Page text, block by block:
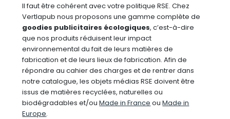
Il faut être cohérent avec votre politique RSE. Chez
Vertlapub nous proposons une gamme complète de
goodies publicitaires écologiques, c’est-à-dire
que nos produits réduisent leur impact
environnemental du fait de leurs matières de
fabrication et de leurs lieux de fabrication. Afin de
répondre au cahier des charges et de rentrer dans
notre catalogue, les objets médias RSE doivent être
issus de matières recyclées, naturelles ou
biodégradables et/ouMade in France ouMade in
Europe.